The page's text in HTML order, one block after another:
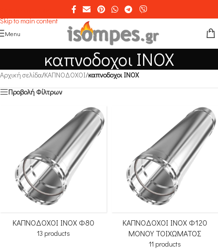
Skip to main content
Menu
καπνοδοχοι INOX
Αρχική σελίδα/ΚΑΠΝΟΔΟΧΟΙ/καπνοδοχοι INOX
Προβολή Φίλτρων
ΚΑΠΝΟΔΟΧΟΙ INOX Φ80
13 products
ΚΑΠΝΟΔΟΧΟΙ ΙΝΟΧ Φ120
ΜΟΝΟΥ ΤΟΙΧΩΜΑΤΟΣ
11 products